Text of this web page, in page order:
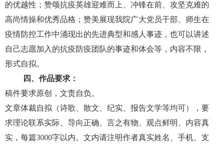
的优越性；赞颂抗疫英雄迎难而上、冲锋在前、攻坚克难的
高尚情操和优秀品格；赞美展现我院广大党员干部、师生在
疫情防控工作中涌现出的先进典型和感人事迹，也可以讲述
自己志愿加入的抗疫防疫团队的事迹和体会等，内容不限，
形式自拟。
四、作品要求：
稿件要求原创，文责自负。
文章体裁自拟（诗歌、散文、纪实、报告文学等均可），要
求理论联系实际、导向正确、言之有物、观点鲜明、内容真
实，每篇3000字以内。文内请注明作者真实姓名、手机、支